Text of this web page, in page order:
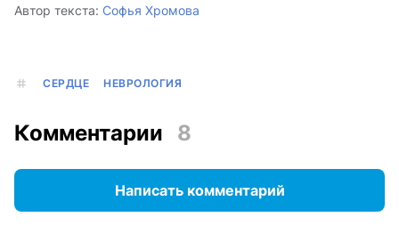
Автор текста: Софья Хромова
СЕРДЦЕ НЕВРОЛОГИЯ
Комментарии 8
Написать комментарий